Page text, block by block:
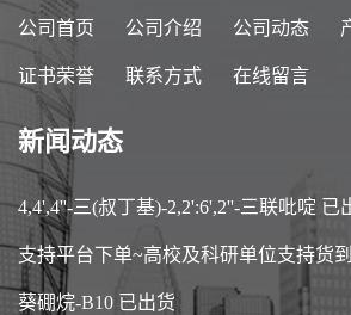
公司首页 公司介绍 公司动态
证书荣誉 联系方式 在线留言
新闻动态
4,4',4''-三(叔丁基)-2,2':6',2''-三联吡啶 已
支持平台下单~高校及科研单位支持货
葵硼烷-B10 已出货